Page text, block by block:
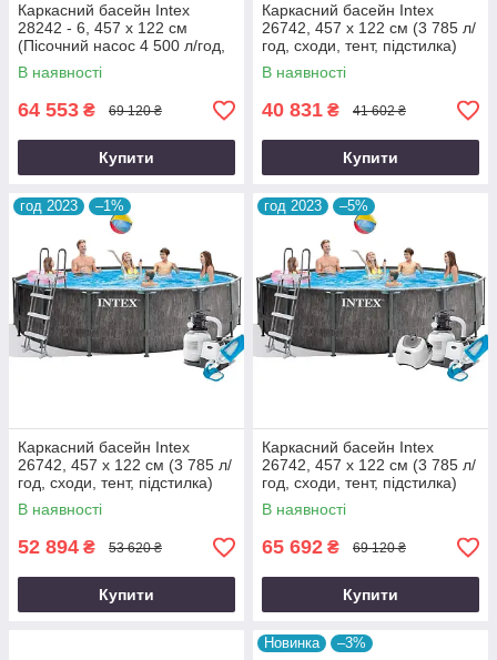
Каркасний басейн Intex
28242 - 6, 457 x 122 см
(Пісочний насос 4 500 л/год,
сходи, тент, підстилка)
В наявності
64 553 ₴ 69 120 ₴
Купити
Каркасний басейн Intex
26742, 457 x 122 см (3 785 л/
год, сходи, тент, підстилка)
В наявності
40 831 ₴ 41 602 ₴
Купити
год 2023 –1%
Каркасний басейн Intex
26742, 457 x 122 см (3 785 л/
год, сходи, тент, підстилка)
В наявності
52 894 ₴ 53 620 ₴
Купити
год 2023 –5%
Каркасний басейн Intex
26742, 457 x 122 см (3 785 л/
год, сходи, тент, підстилка)
В наявності
65 692 ₴ 69 120 ₴
Купити
Новинка –3%